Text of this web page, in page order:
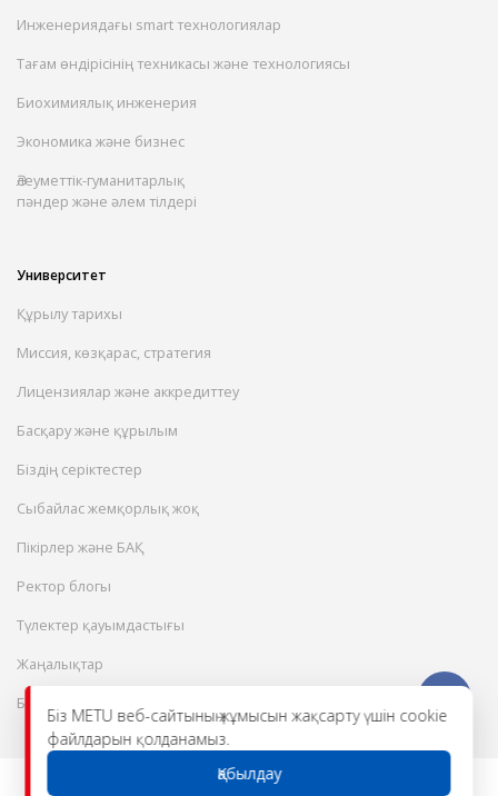
Біз METU веб-сайтының жұмысын жақсарту үшін cookie
файлдарын қолданамыз.
Қабылдау
Инженериядағы smart технологиялар
Тағам өндірісінің техникасы және технологиясы
Биохимиялық инженерия
Экономика және бизнес
Әлеуметтік-гуманитарлық
пәндер және әлем тілдері
Университет
Құрылу тарихы
Миссия, көзқарас, стратегия
Лицензиялар және аккредиттеу
Басқару және құрылым
Біздің серіктестер
Сыбайлас жемқорлық жоқ
Пікірлер және БАҚ
Ректор блогы
Түлектер қауымдастығы
Жаңалықтар
Бос жұмыс орындары
© 2026 Халықаралық инженерлік-